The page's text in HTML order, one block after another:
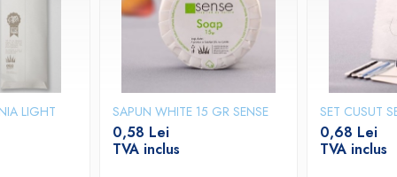
LIGHT SAPUN WHITE 15 GR SENSE
0,58 Lei
TVA inclus
SET CUSUT
0,68 Lei
TVA inclus